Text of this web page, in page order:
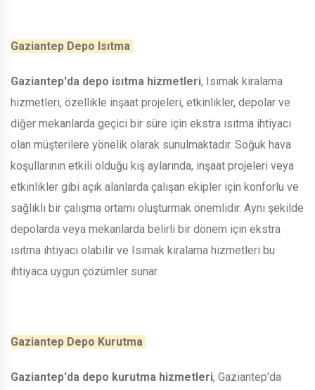
Gaziantep Depo Isıtma
Gaziantep'da depo isıtma hizmetleri, Isımak kiralama
hizmetleri, özellikle inşaat projeleri, etkinlikler, depolar ve
diğer mekanlarda geçici bir süre için ekstra ısıtma ihtiyacı
olan müşterilere yönelik olarak sunulmaktadır. Soğuk hava
koşullarının etkili olduğu kış aylarında, inşaat projeleri veya
etkinlikler gibi açık alanlarda çalışan ekipler için konforlu ve
sağlıklı bir çalışma ortamı oluşturmak önemlidir. Aynı şekilde
depolarda veya mekanlarda belirli bir dönem için ekstra
ısıtma ihtiyacı olabilir ve Isımak kiralama hizmetleri bu
ihtiyaca uygun çözümler sunar.
Gaziantep Depo Kurutma
Gaziantep'da depo kurutma hizmetleri, Gaziantep'da